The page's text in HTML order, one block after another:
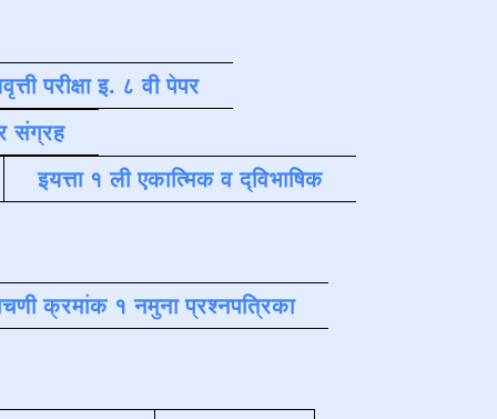
परीक्षा इ. ८ वी पेपर
संग्रह
इयत्ता १ ली एकात्मिक व द्विभाषिक
क्रमांक १ नमुना प्रश्नपत्रिका